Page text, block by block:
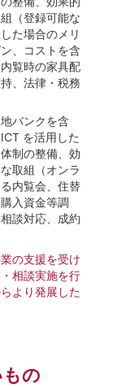
（登録可能な
た場合のメリ
、コストを含
覧時の家具配
、法律・税務
バンクを含
を活用した
制の整備、効
取組（オンラ
内覧会、住替
入資金等調
談対応、成約
の支援を受け
相談実施を行
より発展した
の